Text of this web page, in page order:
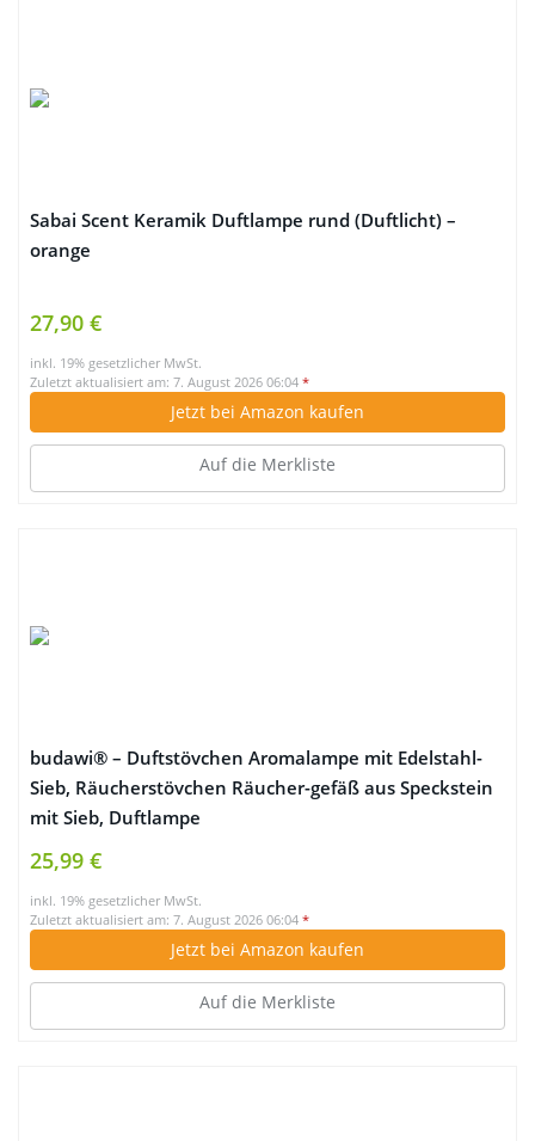
Sabai Scent Keramik Duftlampe rund (Duftlicht) –
orange
27,90 €
inkl. 19% gesetzlicher MwSt.
Zuletzt aktualisiert am: 7. August 2026 06:04 *
Jetzt bei Amazon kaufen
Auf die Merkliste
budawi® – Duftstövchen Aromalampe mit Edelstahl-
Sieb, Räucherstövchen Räucher-gefäß aus Speckstein
mit Sieb, Duftlampe
25,99 €
inkl. 19% gesetzlicher MwSt.
Zuletzt aktualisiert am: 7. August 2026 06:04 *
Jetzt bei Amazon kaufen
Auf die Merkliste